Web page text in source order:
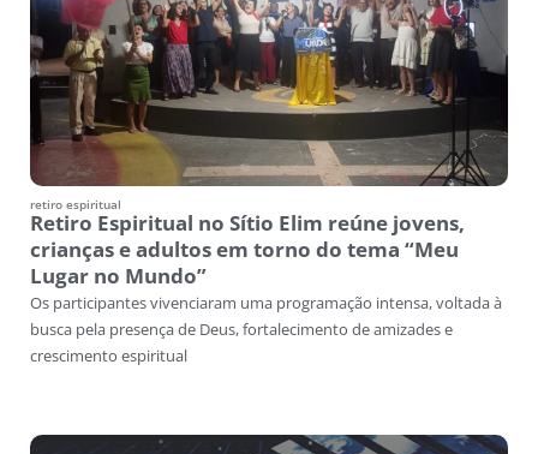
retiro espiritual
Retiro Espiritual no Sítio Elim reúne jovens,
crianças e adultos em torno do tema “Meu
Lugar no Mundo”
Os participantes vivenciaram uma programação intensa, voltada à
busca pela presença de Deus, fortalecimento de amizades e
crescimento espiritual